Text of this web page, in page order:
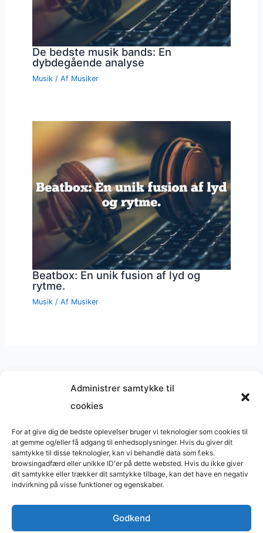
Administrer samtykke til
cookies
For at give dig de bedste oplevelser bruger vi teknologier som cookies til
at gemme og/eller få adgang til enhedsoplysninger. Hvis du giver dit
samtykke til disse teknologier, kan vi behandle data som f.eks.
browsingadfærd eller unikke ID'er på dette websted. Hvis du ikke giver
dit samtykke eller trækker dit samtykke tilbage, kan det have en negativ
indvirkning på visse funktioner og egenskaber.
Godkend
De bedste musik bands: En
dybdegående analyse
Musik / Af Musiker
Beatbox: En unik fusion af lyd og
rytme.
Musik / Af Musiker
Musik på
Copyright © 2026 BasimWorld
Udviklet afWebbureau.dk
Bygget medWordPress
Restaurant